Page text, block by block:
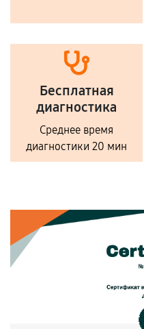
Бесплатная
диагностика
Среднее время
диагностики 20 мин